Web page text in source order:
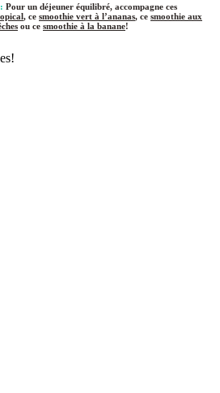
Pour un déjeuner équilibré, accompagne ces
, ce smoothie vert à l’ananas, ce smoothie aux
ou ce smoothie à la banane!